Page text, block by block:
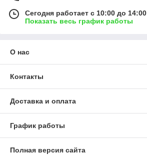
Сегодня работает с 10:00 до 14:00
Показать весь график работы
О нас
Контакты
Доставка и оплата
График работы
Полная версия сайта